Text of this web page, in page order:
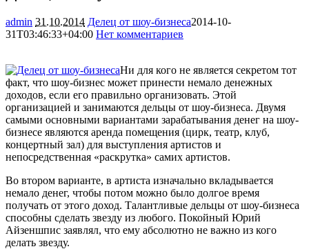
admin 31.10.2014 Делец от шоу-бизнеса2014-10-
31T03:46:33+04:00 Нет комментариев
Ни для кого не является секретом тот
факт, что шоу-бизнес может принести немало денежных
доходов, если его правильно организовать. Этой
организацией и занимаются дельцы от шоу-бизнеса. Двумя
самыми основными вариантами зарабатывания денег на шоу-
бизнесе являются аренда помещения (цирк, театр, клуб,
концертный зал) для выступления артистов и
непосредственная «раскрутка» самих артистов.
Во втором варианте, в артиста изначально вкладывается
немало денег, чтобы потом можно было долгое время
получать от этого доход. Талантливые дельцы от шоу-бизнеса
способны сделать звезду из любого. Покойный Юрий
Айзеншпис заявлял, что ему абсолютно не важно из кого
делать звезду.